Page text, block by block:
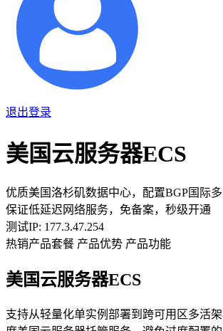
退出登录
美国云服务器ECS
优质美国洛杉矶数据中心，配置BGP国际
保证低延迟网络服务，免备案，秒级开通
测试IP: 177.3.47.254
热销产品套餐 产品优势 产品功能
美国云服务器ECS
支持从轻量化单实例部署到跨可用区多活